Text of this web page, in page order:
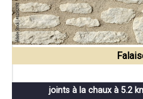
joints à la chaux à 5.2